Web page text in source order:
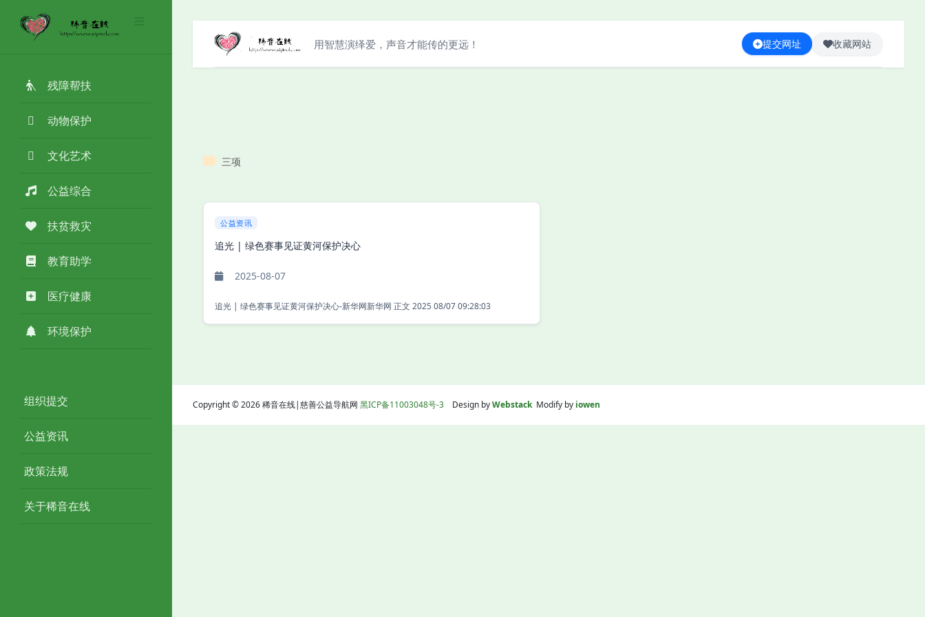
残障帮扶
动物保护
文化艺术
公益综合
扶贫救灾
教育助学
医疗健康
环境保护
组织提交
公益资讯
政策法规
关于稀音在线
用智慧演绎爱，声音才能传的更远！ 提交网址 收藏网站
三项
公益资讯
追光 | 绿色赛事见证黄河保护决心
2025-08-07
追光 | 绿色赛事见证黄河保护决心-新华网新华网 正文 2025 08/07 09:28:03
Copyright © 2026 稀音在线|慈善公益导航网 黑ICP备11003048号-3 Design byWebstackModify by iowen